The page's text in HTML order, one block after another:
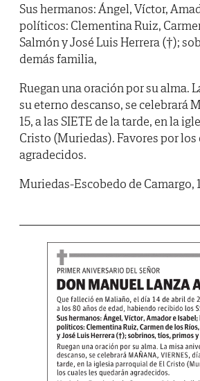
Sus hermanos: Ángel, Víctor,
políticos: Clementina Ruiz,
Salmón y José Luis Herrera (†);
demás familia,
Ruegan una oración por su alma.
su eterno descanso, se celebrará
15, a las SIETE de la tarde, en la
Cristo (Muriedas). Favores por
agradecidos.
Muriedas-Escobedo de Camargo,